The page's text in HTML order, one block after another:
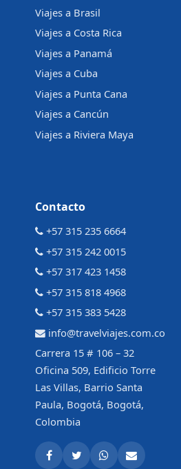
Viajes a Brasil
Viajes a Costa Rica
Viajes a Panamá
Viajes a Cuba
Viajes a Punta Cana
Viajes a Cancún
Viajes a Riviera Maya
Contacto
+57 315 235 6664
+57 315 242 0015
+57 317 423 1458
+57 315 818 4968
+57 315 383 5428
info@travelviajes.com.co
Carrera 15 # 106 – 32
Oficina 509, Edificio Torre
Las Villas, Barrio Santa
Paula, Bogotá, Bogotá,
Colombia